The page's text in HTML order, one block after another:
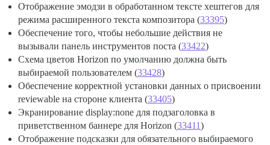
Отображение эмодзи в обработанном тексте хештегов для
режима расширенного текста композитора (33395)
Обеспечение того, чтобы небольшие действия не
вызывали панель инструментов поста (33422)
Схема цветов Horizon по умолчанию должна быть
выбираемой пользователем (33428)
Обеспечение корректной установки данных о присвоении
reviewable на стороне клиента (33405)
Экранирование display:none для подзаголовка в
приветственном баннере для Horizon (33411)
Отображение подсказки для обязательного выбираемого